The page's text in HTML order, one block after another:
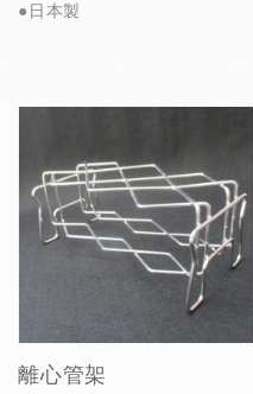
●日本製
離心管架